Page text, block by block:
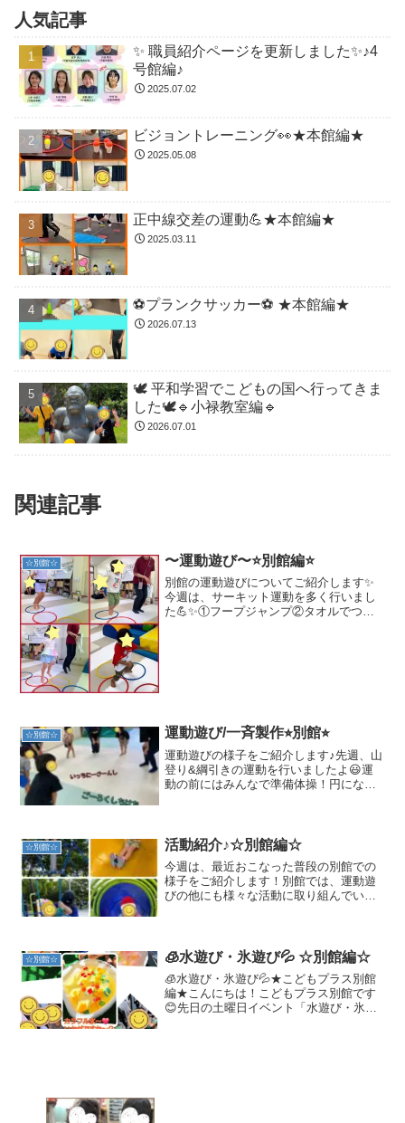
人気記事
✨ 職員紹介ページを更新しました✨♪4
号館編♪
2025.07.02
ビジョントレーニング👀★本館編★
2025.05.08
正中線交差の運動💪★本館編★
2025.03.11
⚽️プランクサッカー⚽️ ★本館編★
2026.07.13
🕊️ 平和学習でこどもの国へ行ってきま
した🕊️🔹小禄教室編🔹
2026.07.01
関連記事
☆別館☆ 〜運動遊び〜⭐別館編⭐
別館の運動遊びについてご紹介します✨
今週は、サーキット運動を多く行いまし
た💪✨①フープジャンプ②タオルでつな
☆別館☆ 運動遊び/一斉製作⭐︎別館⭐︎
運動遊びの様子をご紹介します♪先週、山
登り&綱引きの運動を行いましたよ😃運
動の前にはみんなで準備体操！円になっ
なで掛け声を合わせ...
☆別館☆ 活動紹介♪☆別館編☆
今週は、最近おこなった普段の別館での
様子をご紹介します！別館では、運動遊
びの他にも様々な活動に取り組んでいま
や、色の広がりを楽しん...
☆別館☆ 🧊水遊び・氷遊び💦 ☆別館編☆
🧊水遊び・氷遊び💦★こどもプラス別館
編★こんにちは！こどもプラス別館です
😊先日の土曜日イベント「水遊び・氷遊